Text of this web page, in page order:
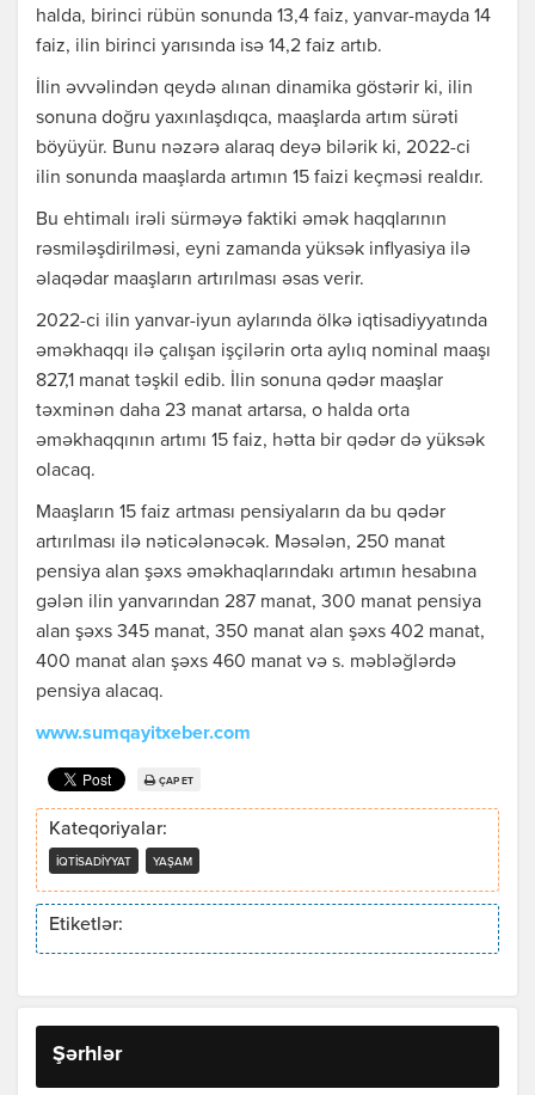
halda, birinci rübün sonunda 13,4 faiz, yanvar-mayda 14
faiz, ilin birinci yarısında isə 14,2 faiz artıb.
İlin əvvəlindən qeydə alınan dinamika göstərir ki, ilin
sonuna doğru yaxınlaşdıqca, maaşlarda artım sürəti
böyüyür. Bunu nəzərə alaraq deyə bilərik ki, 2022-ci
ilin sonunda maaşlarda artımın 15 faizi keçməsi realdır.
Bu ehtimalı irəli sürməyə faktiki əmək haqqlarının
rəsmiləşdirilməsi, eyni zamanda yüksək inflyasiya ilə
əlaqədar maaşların artırılması əsas verir.
2022-ci ilin yanvar-iyun aylarında ölkə iqtisadiyyatında
əməkhaqqı ilə çalışan işçilərin orta aylıq nominal maaşı
827,1 manat təşkil edib. İlin sonuna qədər maaşlar
təxminən daha 23 manat artarsa, o halda orta
əməkhaqqının artımı 15 faiz, hətta bir qədər də yüksək
olacaq.
Maaşların 15 faiz artması pensiyaların da bu qədər
artırılması ilə nəticələnəcək. Məsələn, 250 manat
pensiya alan şəxs əməkhaqlarındakı artımın hesabına
gələn ilin yanvarından 287 manat, 300 manat pensiya
alan şəxs 345 manat, 350 manat alan şəxs 402 manat,
400 manat alan şəxs 460 manat və s. məbləğlərdə
pensiya alacaq.
www.sumqayitxeber.com
ÇAP ET
Kateqoriyalar:
İQTISADIYYAT YAŞAM
Etiketlər:
Şərhlər